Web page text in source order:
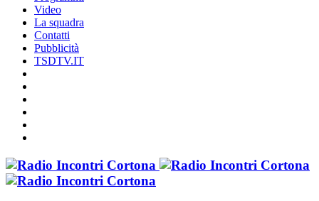
Video
La squadra
Contatti
Pubblicità
TSDTV.IT